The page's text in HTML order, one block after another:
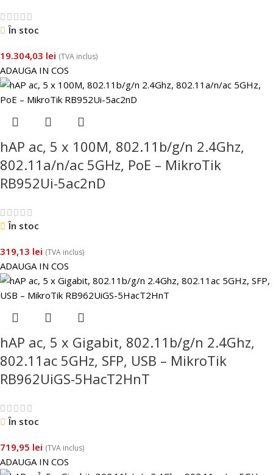
În stoc
19.304,03 lei (TVA inclus)
ADAUGA IN COS
hAP ac, 5 x 100M, 802.11b/g/n 2.4Ghz,
802.11a/n/ac 5GHz, PoE – MikroTik
RB952Ui-5ac2nD
În stoc
319,13 lei (TVA inclus)
ADAUGA IN COS
hAP ac, 5 x Gigabit, 802.11b/g/n 2.4Ghz,
802.11ac 5GHz, SFP, USB – MikroTik
RB962UiGS-5HacT2HnT
În stoc
719,95 lei (TVA inclus)
ADAUGA IN COS